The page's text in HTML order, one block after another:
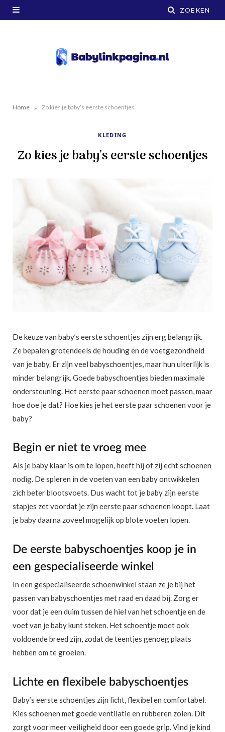
Home » Zo kies je baby’s eerste schoentjes
KLEDING
Zo kies je baby’s eerste schoentjes
De keuze van baby’s eerste schoentjes zijn erg belangrijk.
Ze bepalen grotendeels de houding en de voetgezondheid
van je baby. Er zijn veel babyschoentjes, maar hun uiterlijk is
minder belangrijk. Goede babyschoentjes bieden maximale
ondersteuning. Het eerste paar schoenen moet passen, maar
hoe doe je dat? Hoe kies je het eerste paar schoenen voor je
baby?
Begin er niet te vroeg mee
Als je baby klaar is om te lopen, heeft hij of zij echt schoenen
nodig. De spieren in de voeten van een baby ontwikkelen
zich beter blootsvoets. Dus wacht tot je baby zijn eerste
stapjes zet voordat je zijn eerste paar schoenen koopt. Laat
je baby daarna zoveel mogelijk op blote voeten lopen.
De eerste babyschoentjes koop je in
een gespecialiseerde winkel
In een gespecialiseerde schoenwinkel staan ze je bij het
passen van babyschoentjes met raad en daad bij. Zorg er
voor dat je een duim tussen de hiel van het schoentje en de
voet van je baby kunt steken. Het schoentje moet ook
voldoende breed zijn, zodat de teentjes genoeg plaats
hebben om te groeien.
Lichte en flexibele babyschoentjes
Baby’s eerste schoentjes zijn licht, flexibel en comfortabel.
Kies schoenen met goede ventilatie en rubberen zolen. Dit
zorgt voor meer veiligheid door een goede grip. Vind je kind